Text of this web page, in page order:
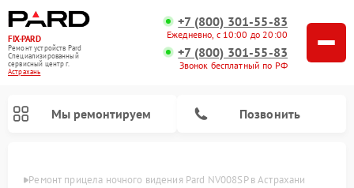
FIX-PARD
Ремонт устройств Pard
Специализированный
cервисный центр г.
Астрахань
+7 (800) 301-55-83
Ежедневно, с 10:00 до 20:00
+7 (800) 301-55-83
Звонок бесплатный по РФ
Мы ремонтируем Позвонить
Ремонт прицела ночного видения Pard NV008SP в Астрахани